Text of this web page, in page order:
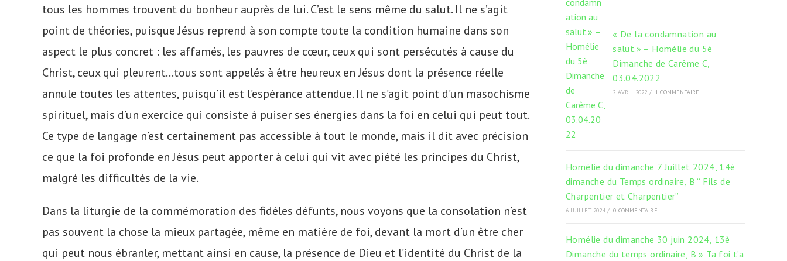
tous les hommes trouvent du bonheur auprès de lui. C’est le sens même du salut. Il ne s’agit
point de théories, puisque Jésus reprend à son compte toute la condition humaine dans son
aspect le plus concret : les affamés, les pauvres de cœur, ceux qui sont persécutés à cause du
Christ, ceux qui pleurent…tous sont appelés à être heureux en Jésus dont la présence réelle
annule toutes les attentes, puisqu’il est l’espérance attendue. Il ne s’agit point d’un masochisme
spirituel, mais d’un exercice qui consiste à puiser ses énergies dans la foi en celui qui peut tout.
Ce type de langage n’est certainement pas accessible à tout le monde, mais il dit avec précision
ce que la foi profonde en Jésus peut apporter à celui qui vit avec piété les principes du Christ,
malgré les difficultés de la vie.
Dans la liturgie de la commémoration des fidèles défunts, nous voyons que la consolation n’est
pas souvent la chose la mieux partagée, même en matière de foi, devant la mort d’un être cher
qui peut nous ébranler, mettant ainsi en cause, la présence de Dieu et l’identité du Christ de la
« De la condamnation au
salut.» – Homélie du 5è
Dimanche de Carême C,
03.04.2022
2 AVRIL 2022 / 1 COMMENTAIRE
Homélie du dimanche 7 Juillet 2024, 14è
dimanche du Temps ordinaire, B “ Fils de
Charpentier et Charpentier”
6 JUILLET 2024 / 0 COMMENTAIRE
Homélie du dimanche 30 juin 2024, 13è
Dimanche du temps ordinaire, B » Ta foi t’a